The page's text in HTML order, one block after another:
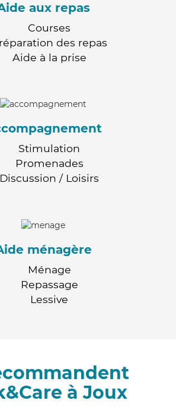
aux repas
Courses
des repas
Aide à la prise
Stimulation
Promenades
Discussion / Loisirs
ménagère
Ménage
Repassage
Lessive
à Joux